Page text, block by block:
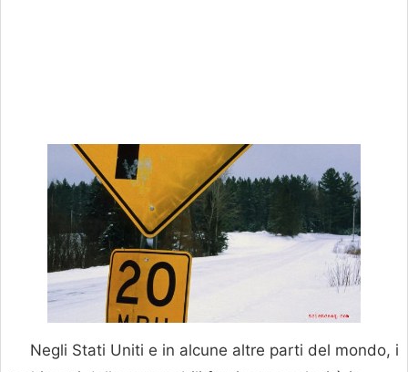
Negli Stati Uniti e in alcune altre parti del mondo, i